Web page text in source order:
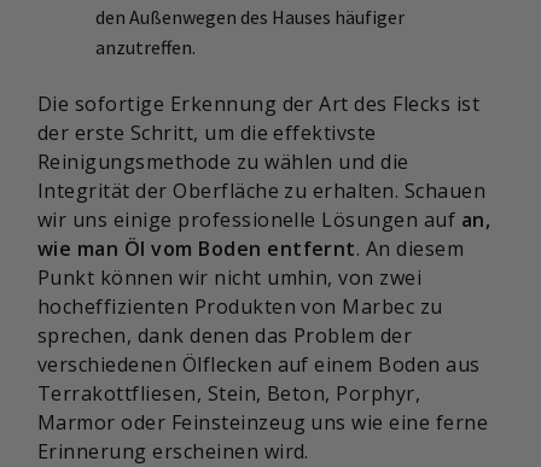
den Außenwegen des Hauses häufiger
anzutreffen.
Die sofortige Erkennung der Art des Flecks ist
der erste Schritt, um die effektivste
Reinigungsmethode zu wählen und die
Integrität der Oberfläche zu erhalten. Schauen
wir uns einige professionelle Lösungen auf an,
wie man Öl vom Boden entfernt. An diesem
Punkt können wir nicht umhin, von zwei
hocheffizienten Produkten von Marbec zu
sprechen, dank denen das Problem der
verschiedenen Ölflecken auf einem Boden aus
Terrakottfliesen, Stein, Beton, Porphyr,
Marmor oder Feinsteinzeug uns wie eine ferne
Erinnerung erscheinen wird.